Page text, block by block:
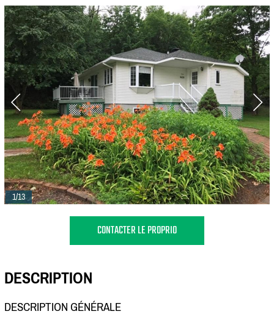
1/13
CONTACTER LE PROPRIO
DESCRIPTION
DESCRIPTION GÉNÉRALE